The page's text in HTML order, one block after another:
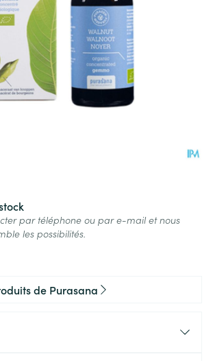
par téléphone ou par e-mail et nous
les possibilités.
de Purasana